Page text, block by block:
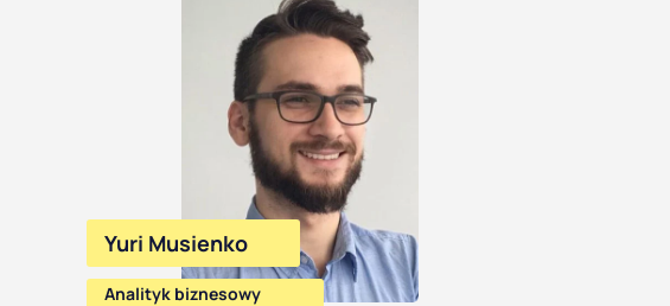
Yuri Musienko
Analityk biznesowy